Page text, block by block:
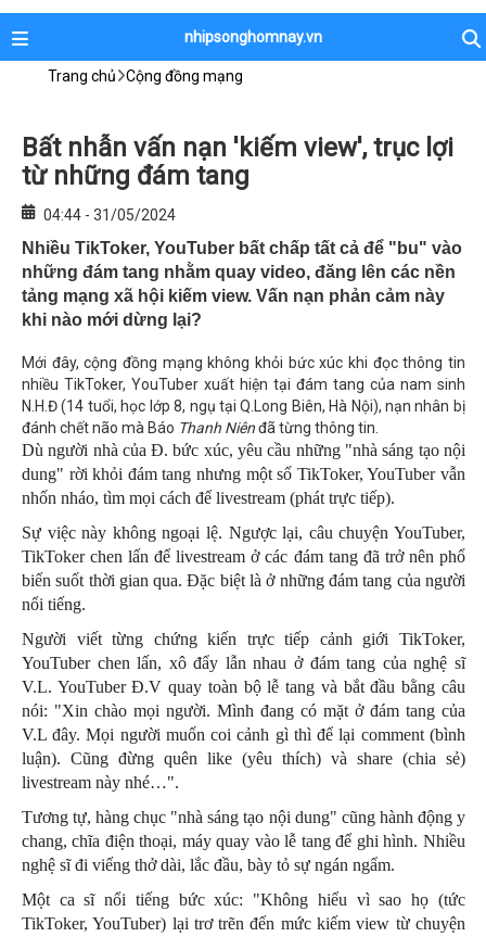
nhipsonghomnay.vn
Trang chủ Cộng đồng mạng
Bất nhẫn vấn nạn 'kiếm view', trục lợi
từ những đám tang
04:44 - 31/05/2024
Nhiều TikToker, YouTuber bất chấp tất cả để "bu" vào
những đám tang nhằm quay video, đăng lên các nền
tảng mạng xã hội kiếm view. Vấn nạn phản cảm này
khi nào mới dừng lại?
Mới đây, cộng đồng mạng không khỏi bức xúc khi đọc thông tin
nhiều TikToker, YouTuber xuất hiện tại đám tang của nam sinh
N.H.Đ (14 tuổi, học lớp 8, ngụ tại Q.Long Biên, Hà Nội), nạn nhân bị
đánh chết não mà Báo Thanh Niênđã từng thông tin.
Dù người nhà của Đ. bức xúc, yêu cầu những "nhà sáng tạo nội
dung" rời khỏi đám tang nhưng một số TikToker, YouTuber vẫn
nhốn nháo, tìm mọi cách để livestream (phát trực tiếp).
Sự việc này không ngoại lệ. Ngược lại, câu chuyện YouTuber,
TikToker chen lấn để livestream ở các đám tang đã trở nên phổ
biến suốt thời gian qua. Đặc biệt là ở những đám tang của người
nổi tiếng.
Người viết từng chứng kiến trực tiếp cảnh giới TikToker,
YouTuber chen lấn, xô đẩy lẫn nhau ở đám tang của nghệ sĩ
V.L. YouTuber Đ.V quay toàn bộ lễ tang và bắt đầu bằng câu
nói: "Xin chào mọi người. Mình đang có mặt ở đám tang của
V.L đây. Mọi người muốn coi cảnh gì thì để lại comment (bình
luận). Cũng đừng quên like (yêu thích) và share (chia sẻ)
livestream này nhé…".
Tương tự, hàng chục "nhà sáng tạo nội dung" cũng hành động y
chang, chĩa điện thoại, máy quay vào lễ tang để ghi hình. Nhiều
nghệ sĩ đi viếng thở dài, lắc đầu, bày tỏ sự ngán ngẩm.
Một ca sĩ nổi tiếng bức xúc: "Không hiểu vì sao họ (tức
TikToker, YouTuber) lại trơ trẽn đến mức kiếm view từ chuyện